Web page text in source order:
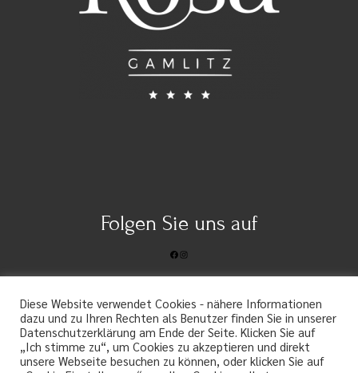
Folgen Sie uns auf
Facebook
Instagram
Diese Website verwendet Cookies - nähere Informationen
dazu und zu Ihren Rechten als Benutzer finden Sie in unserer
Datenschutzerklärung am Ende der Seite. Klicken Sie auf
„Ich stimme zu“, um Cookies zu akzeptieren und direkt
unsere Webseite besuchen zu können, oder klicken Sie auf